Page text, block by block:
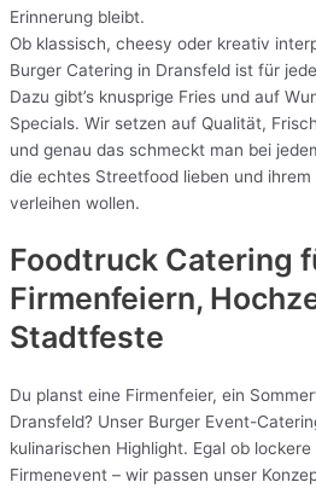
Erinnerung bleibt.
Ob klassisch, cheesy oder kreativ
Burger Catering in Dransfeld ist für
Dazu gibt’s knusprige Fries und auf
Specials. Wir setzen auf Qualität,
und genau das schmeckt man bei
die echtes Streetfood lieben und
verleihen wollen.
Foodtruck Catering
Firmenfeiern,
Stadtfeste
Du planst eine Firmenfeier, ein
Dransfeld? Unser Burger Event-
kulinarischen Highlight. Egal ob
Firmenevent – wir passen unser